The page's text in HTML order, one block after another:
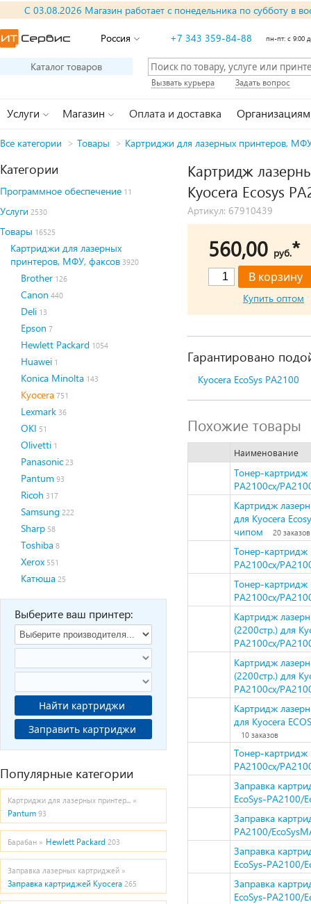
С 03.08.2026 Магазин работает с понедельника по субботу в
Россия +7 343 359-84-88 пн-пт: с 9:00
Каталог товаров
Вызвать курьера Задать вопрос
Услуги Магазин Оплата и доставка Организациям
Все категории > Товары > Картриджи для лазерных принтеров,
Категории
Программное обеспечение 11
Услуги 2530
Товары 16525
Картриджи для лазерных
принтеров, МФУ, факсов 3920
Brother 126
Canon 440
Deli 13
Epson 7
Hewlett Packard 1054
Huawei 1
Konica Minolta 143
Kyocera 751
Lexmark 36
OKI 51
Olivetti 1
Panasonic 23
Pantum 93
Ricoh 317
Samsung 222
Sharp 58
Toshiba 8
Xerox 551
Катюша 25
Выберите ваш принтер:
Найти картриджи
Заправить картриджи
Популярные категории
Картриджи для лазерных принтер... »
Pantum 93
Барабан » Hewlett Packard 203
Заправка лазерных картриджей »
Заправка картриджей Kyocera 265
Картридж
Kyocera Ecosys
Артикул: 67910439
560,00 руб.*
Купить оптом
Гарантировано
Kyocera EcoSys PA2100
Похожие товары
Наименование
Тонер-картридж
PA2100cx/
Картридж
для Kyocera
чипом
20 заказов
Тонер-картридж
PA2100cx/
Тонер-картридж
PA2100cx/
Картридж
(2200стр.) для
PA2100cx/
Картридж
(2200стр.) для
PA2100cx/
Картридж
для Kyocera
10 заказов
Тонер-картридж
PA2100cx/
Заправка
EcoSys-PA2100/
Заправка
PA2100/
Заправка
EcoSys-PA2100/
Заправка
EcoSys-PA2100/